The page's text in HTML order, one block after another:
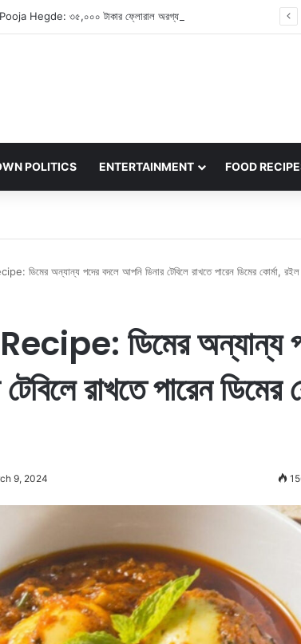
POLITICS ENTERTAINMENT FOOD
ডিমের অন্যান্য পদের বদলে আপনি ডিনার টেবিলে রাখতে পারেন ডিমের কোর্মা, রইল
ডিমের অন্যান্য
রাখতে পারেন ডিমের
9, 2024